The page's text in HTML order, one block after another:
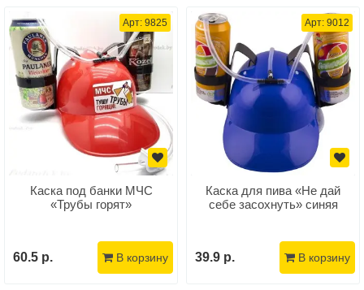
Арт: 9825
Каска под банки МЧС
«Трубы горят»
60.5 р. В корзину
Арт: 9012
Каска для пива «Не дай
себе засохнуть» синяя
39.9 р. В корзину